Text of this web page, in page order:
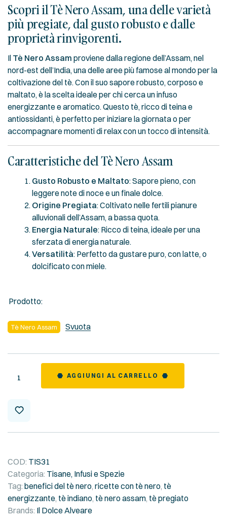
Scopri il Tè Nero Assam, una delle varietà
più pregiate, dal gusto robusto e dalle
proprietà rinvigorenti.
Il Tè Nero Assam proviene dalla regione dell’Assam, nel
nord-est dell’India, una delle aree più famose al mondo per la
coltivazione del tè. Con il suo sapore robusto, corposo e
maltato, è la scelta ideale per chi cerca un infuso
energizzante e aromatico. Questo tè, ricco di teina e
antiossidanti, è perfetto per iniziare la giornata o per
accompagnare momenti di relax con un tocco di intensità.
Caratteristiche del Tè Nero Assam
Gusto Robusto e Maltato: Sapore pieno, con
leggere note di noce e un finale dolce.
Origine Pregiata: Coltivato nelle fertili pianure
alluvionali dell’Assam, a bassa quota.
Energia Naturale: Ricco di teina, ideale per una
sferzata di energia naturale.
Versatilità: Perfetto da gustare puro, con latte, o
dolcificato con miele.
Prodotto:
Tè Nero Assam Svuota
Quantity AGGIUNGI AL CARRELLO
COD: TIS31
Categoria: Tisane, Infusi e Spezie
Tag: benefici del tè nero, ricette con tè nero, tè
energizzante, tè indiano, tè nero assam, tè pregiato
Brands: Il Dolce Alveare